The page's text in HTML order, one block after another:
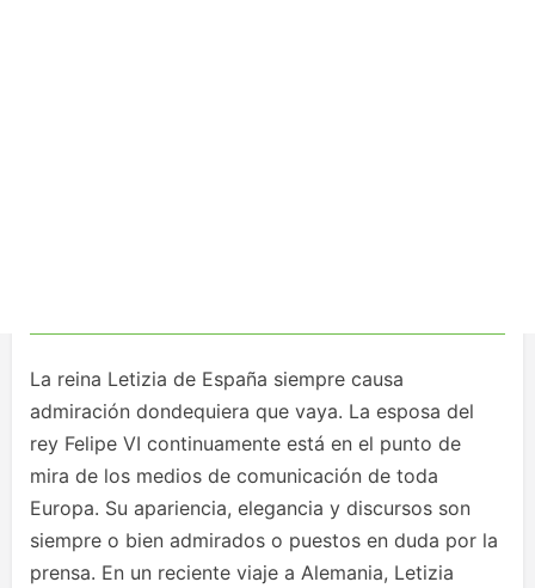
La reina Letizia de España siempre causa
admiración dondequiera que vaya. La esposa del
rey Felipe VI continuamente está en el punto de
mira de los medios de comunicación de toda
Europa. Su apariencia, elegancia y discursos son
siempre o bien admirados o puestos en duda por la
prensa. En un reciente viaje a Alemania, Letizia